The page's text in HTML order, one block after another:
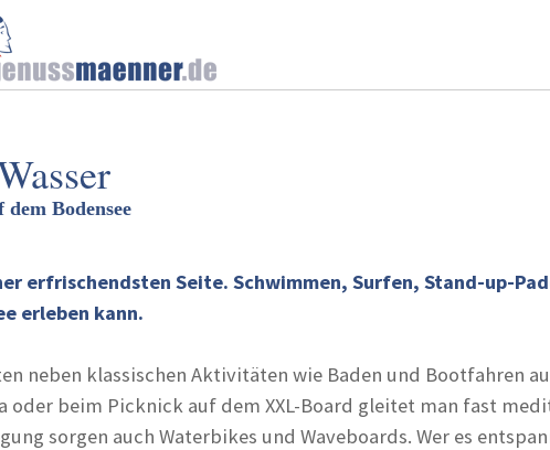
Bodensee
erfrischendsten Seite. Schwimmen, Surfen, Stand-up-
erleben kann.
neben klassischen Aktivitäten wie Baden und Bootfahren
oder beim Picknick auf dem XXL-Board gleitet man fast
sorgen auch Waterbikes und Waveboards. Wer es